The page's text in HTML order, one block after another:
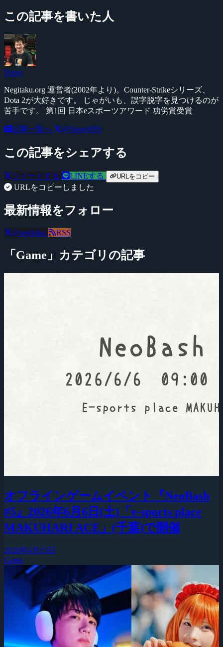
この記事を書いた人
Yossy
Negitaku.org 運営者(2002年より)。Counter-Strikeシリーズ、
Dota 2が大好きです。 じゃがいも、誤字脱字を見つけるのが
苦手です。 第1回 日本eスポーツアワード 功労賞受賞
記事一覧へ @YossyFPS
この記事をシェアする
ツイートする LINEする URLをコピー
URLをコピーしました
最新情報をフォロー
@negitaku RSS
「Game」カテゴリの記事
オフラインゲームイベント『NeoBash
#5』2026年6月6日(土)「e-sports place
MAKUHARI ACE」(千葉)で開催
2026年4月15日
Game